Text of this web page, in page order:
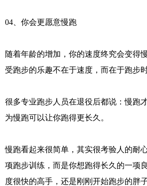
04、你会更愿意慢跑
随着年龄的增加，你的速度终究会变得
受跑步的乐趣不在于速度，而在于跑步
很多专业跑步人员在退役后都说：慢跑
为慢跑可以让你跑得更长久。
慢跑看起来很简单，其实很考验人的耐
项跑步训练，而是你想跑得长久的一项
度很快的高手，还是刚刚开始跑步的胖